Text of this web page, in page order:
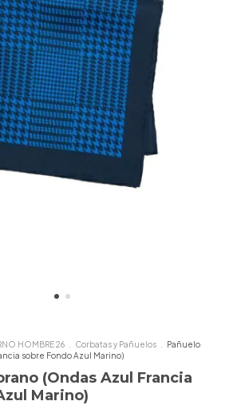
HOMBRE 26 Corbatas y Pañuelos
Pañuelo
sobre Fondo Azul Marino)
(Ondas Azul Francia
Marino)